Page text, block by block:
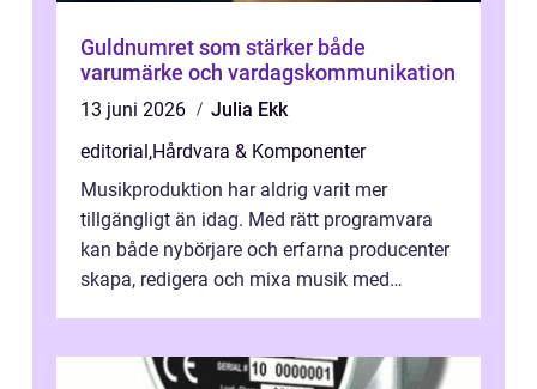
Guldnumret som stärker både
varumärke och vardagskommunikation
13 juni 2026
Julia Ekk
editorial ,Hårdvara & Komponenter
Musikproduktion har aldrig varit mer
tillgängligt än idag. Med rätt programvara
kan både nybörjare och erfarna producenter
skapa, redigera och mixa musik med